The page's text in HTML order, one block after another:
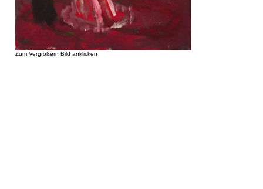
Zum Vergrößern Bild anklicken